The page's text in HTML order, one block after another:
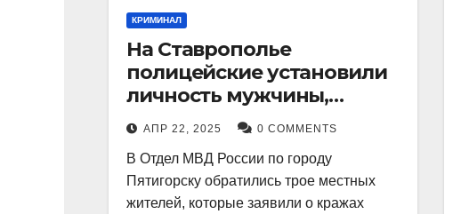
КРИМИНАЛ
На Ставрополье
полицейские установили
личность мужчины,
причастного к кражам
имущества из квартир в
Пятигорске
АПР 22, 2025 0 COMMENTS
В Отдел МВД России по городу
Пятигорску обратились трое местных
жителей, которые заявили о кражах